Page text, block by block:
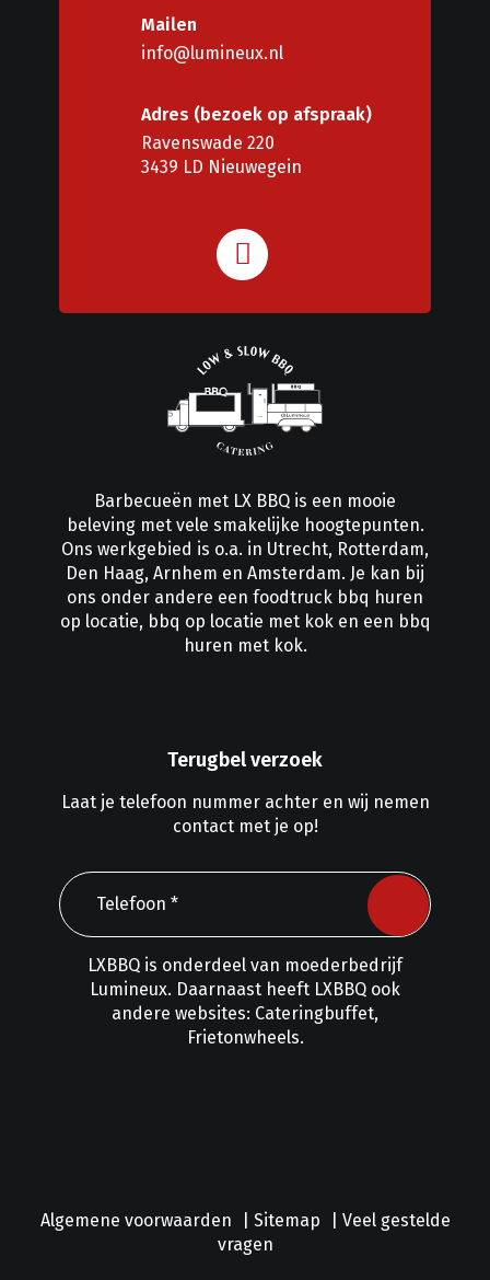
Barbecueën met LX BBQ is een mooie
beleving met vele smakelijke hoogtepunten.
Ons werkgebied is o.a. in Utrecht, Rotterdam,
Den Haag, Arnhem en Amsterdam. Je kan bij
ons onder andere een foodtruck bbq huren
op locatie, bbq op locatie met koken een bbq
huren met kok.
Mailen
info@lumineux.nl
Adres (bezoek op afspraak)
Ravenswade 220
3439 LD Nieuwegein
Terugbel verzoek
Laat je telefoon nummer achter en wij nemen
contact met je op!
LXBBQ is onderdeel van moederbedrijf
Lumineux. Daarnaast heeft LXBBQ ook
andere websites: Cateringbuffet,
Frietonwheels.
Algemene voorwaarden Sitemap
Veel gestelde
vragen